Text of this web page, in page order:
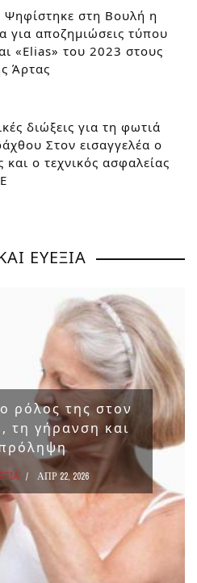
Ψηφίστηκε στη Βουλή η
για αποζημιώσεις τύπου
«Elias» του 2023 στους
Άρτας
διώξεις για τη φωτιά
Στον εισαγγελέα ο
και ο τεχνικός ασφαλείας
ΕΥΕΞΙΑ
ρόλος της στον
τη γήρανση και
ΑΠΡ 22, 2026